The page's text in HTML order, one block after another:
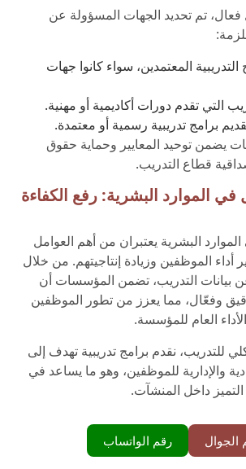
فعال، تم تحديد الجهات المسؤولة عن
المعتمدين، سواء كانوا جهات
التي تقدم دورات أكاديمية أو مهنية.
برامج تدريبية رسمية أو معتمدة.
يضمن توحيد المعايير وحماية حقوق
قطاع التدريب.
في الموارد البشرية: رفع الكفاءة
البشرية يعتبران من أهم العوامل
الموظفين وزيادة إنتاجيتهم. من خلال
بيانات التدريب، تضمن المؤسسات أن
وفعّال، مما يعزز من تطور الموظفين
العام للمؤسسة.
للتدريب، نقدم برامج تدريبية تهدف إلى
والإدارية للموظفين، وهو ما يساعد في
داخل المنشآت.
الجوال رقم الواتساب